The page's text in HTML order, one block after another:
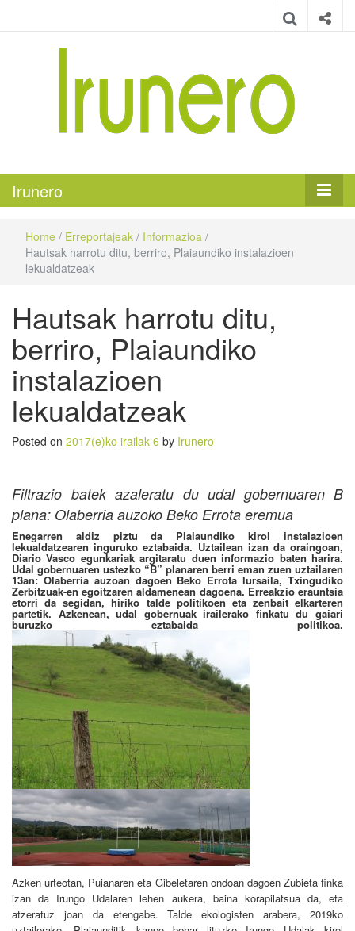
Irunero
Home / Erreportajeak / Informazioa /
Hautsak harrotu ditu, berriro, Plaiaundiko instalazioen
lekualdatzeak
Hautsak harrotu ditu,
berriro, Plaiaundiko
instalazioen
lekualdatzeak
Posted on 2017(e)ko irailak 6 by Irunero
Filtrazio batek azaleratu du udal gobernuaren B
plana: Olaberria auzoko Beko Errota eremua
Enegarren aldiz piztu da Plaiaundiko kirol instalazioen
lekualdatzearen inguruko eztabaida. Uztailean izan da oraingoan,
Diario Vasco egunkariak argitaratu duen informazio baten harira.
Udal gobernuaren ustezko “B” planaren berri eman zuen uztailaren
13an: Olaberria auzoan dagoen Beko Errota lursaila, Txingudiko
Zerbitzuak-en egoitzaren aldamenean dagoena. Erreakzio erauntsia
etorri da segidan, hiriko talde politikoen eta zenbait elkarteren
partetik. Azkenean, udal gobernuak irailerako finkatu du gaiari
buruzko eztabaida politikoa.
Azken urteotan, Puianaren eta Gibeletaren ondoan dagoen Zubieta finka
izan da Irungo Udalaren lehen aukera, baina korapilatsua da, eta
atzeratuz joan da etengabe. Talde ekologisten arabera, 2019ko